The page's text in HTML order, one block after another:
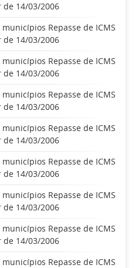
de 14/03/2006
Repasse de ICMS
de 14/03/2006
Repasse de ICMS
de 14/03/2006
Repasse de ICMS
de 14/03/2006
Repasse de ICMS
de 14/03/2006
Repasse de ICMS
de 14/03/2006
Repasse de ICMS
de 14/03/2006
Repasse de ICMS
de 14/03/2006
Repasse de ICMS